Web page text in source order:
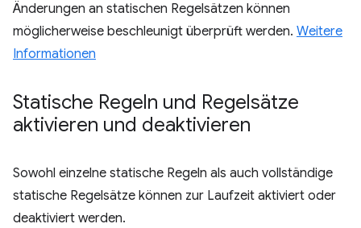
Änderungen an statischen Regelsätzen können
möglicherweise beschleunigt überprüft werden. Weitere
Informationen
Statische Regeln und Regelsätze
aktivieren und deaktivieren
Sowohl einzelne statische Regeln als auch vollständige
statische Regelsätze können zur Laufzeit aktiviert oder
deaktiviert werden.